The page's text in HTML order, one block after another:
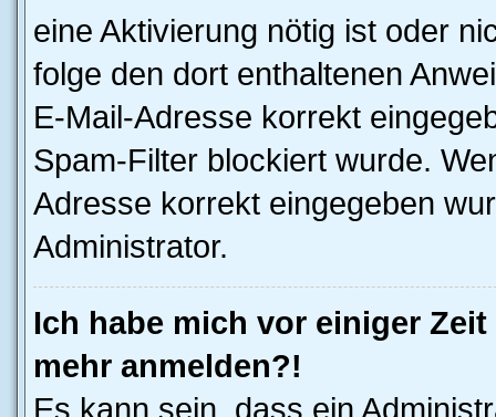
eine Aktivierung nötig ist oder
folge den dort enthaltenen
E-Mail-Adresse korrekt
Spam-Filter blockiert wurde.
Adresse korrekt eingegeben
Administrator.
Ich habe mich vor einiger
mehr anmelden?!
Es kann sein, dass ein